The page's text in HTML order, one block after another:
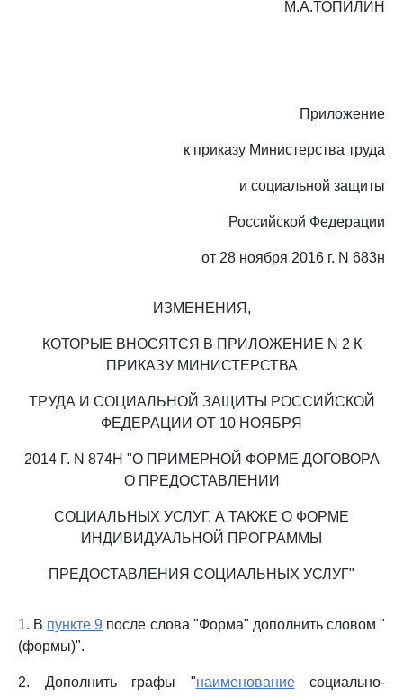
М.А.ТОПИЛИН
Приложение
к приказу Министерства труда
и социальной защиты
Российской Федерации
от 28 ноября 2016 г. N 683н
ИЗМЕНЕНИЯ,
КОТОРЫЕ ВНОСЯТСЯ В ПРИЛОЖЕНИЕ N 2 К
ПРИКАЗУ МИНИСТЕРСТВА
ТРУДА И СОЦИАЛЬНОЙ ЗАЩИТЫ РОССИЙСКОЙ
ФЕДЕРАЦИИ ОТ 10 НОЯБРЯ
2014 Г. N 874Н "О ПРИМЕРНОЙ ФОРМЕ ДОГОВОРА
О ПРЕДОСТАВЛЕНИИ
СОЦИАЛЬНЫХ УСЛУГ, А ТАКЖЕ О ФОРМЕ
ИНДИВИДУАЛЬНОЙ ПРОГРАММЫ
ПРЕДОСТАВЛЕНИЯ СОЦИАЛЬНЫХ УСЛУГ"
1. В пункте 9 после слова "Форма" дополнить словом "
(формы)".
2. Дополнить графы "наименованиесоциально-